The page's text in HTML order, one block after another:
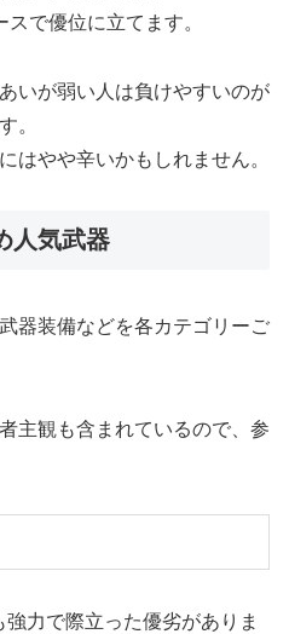
で優位に立てます。
いが弱い人は負けやすいのが
。
はやや辛いかもしれません。
人気武器
器装備などを各カテゴリーご
主観も含まれているので、参
力で際立った優劣がありま